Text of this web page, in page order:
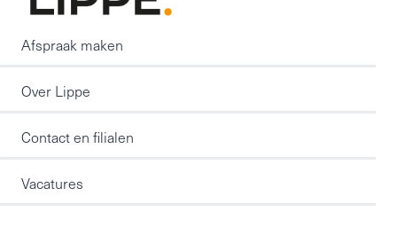
Afspraak maken
Over Lippe
Contact en filialen
Vacatures